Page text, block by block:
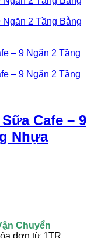
Cafe – 9
Nhựa
Chuyển